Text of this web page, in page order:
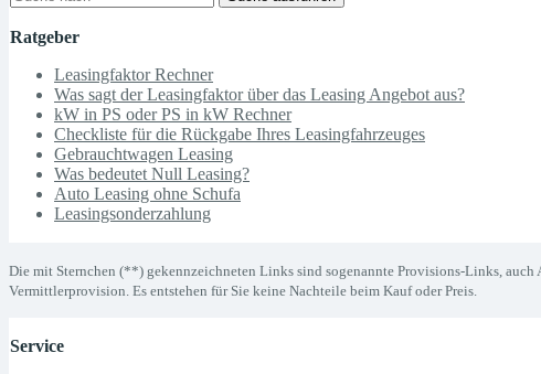
Ratgeber
Leasingfaktor Rechner
Was sagt der Leasingfaktor über das Leasing Angebot aus?
kW in PS oder PS in kW Rechner
Checkliste für die Rückgabe Ihres Leasingfahrzeuges
Gebrauchtwagen Leasing
Was bedeutet Null Leasing?
Auto Leasing ohne Schufa
Leasingsonderzahlung
Die mit Sternchen (**) gekennzeichneten Links sind sogenannte Provisions-Links,
Vermittlerprovision. Es entstehen für Sie keine Nachteile beim Kauf oder Preis.
Service